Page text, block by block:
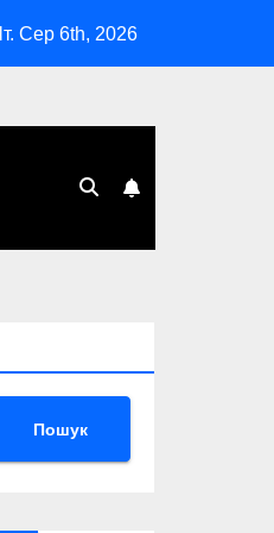
років Києву: символічна дата,
Сер 6th, 2026
Пошук